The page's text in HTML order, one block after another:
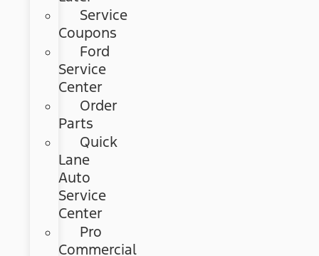
Service
Coupons
Ford
Service
Center
Order
Parts
Quick
Lane
Auto
Service
Center
Pro
Commercial